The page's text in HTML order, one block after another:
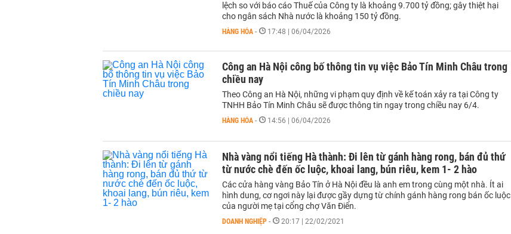
lệch so với báo cáo Thuế của Công ty là khoảng 9.700 tỷ đồng; gây thiệt hại
cho ngân sách Nhà nước là khoảng 150 tỷ đồng.
HÀNG HÓA - 17:48 | 06/04/2026
Công an Hà Nội công bố thông tin vụ việc Bảo Tín Minh Châu trong
chiều nay
Theo Công an Hà Nội, những vi phạm quy định về kế toán xảy ra tại Công ty
TNHH Bảo Tín Minh Châu sẽ được thông tin ngay trong chiều nay 6/4.
HÀNG HÓA - 14:56 | 06/04/2026
Nhà vàng nổi tiếng Hà thành: Đi lên từ gánh hàng rong, bán đủ thứ
từ nước chè đến ốc luộc, khoai lang, bún riêu, kem 1- 2 hào
Các cửa hàng vàng Bảo Tín ở Hà Nội đều là anh em trong cùng một nhà. Ít ai
hình dung, cơ ngơi này lại được gầy dựng từ chính gánh hàng rong bán ốc luộc
của người mẹ tại cổng chợ Văn Điển.
DOANH NGHIỆP - 20:17 | 22/02/2021